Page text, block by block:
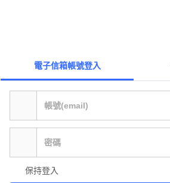
電子信箱帳號登入
保持登入